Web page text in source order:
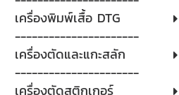
เครื่องพิมพ์เสื้อ DTG
----------------------
เครื่องตัดและแกะสลัก
----------------------
เครื่องตัดสติกเกอร์